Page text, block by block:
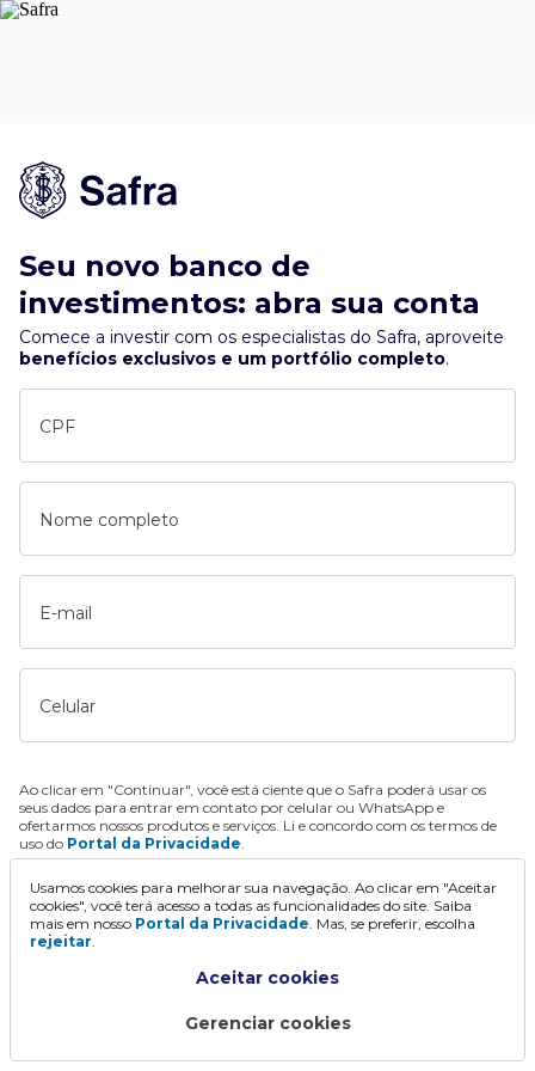
Seu novo banco de
investimentos: abra sua conta
Comece a investir com os especialistas do Safra, aproveite
benefícios exclusivos e um portfólio completo.
CPF
Nome completo
E-mail
Celular
Ao clicar em "Continuar", você está ciente que o Safra poderá usar os
seus dados para entrar em contato por celular ou WhatsApp e
ofertarmos nossos produtos e serviços. Li e concordo com os termos de
uso do Portal da Privacidade.
Continuar
Usamos cookies para melhorar sua navegação. Ao clicar em "Aceitar
cookies", você terá acesso a todas as funcionalidades do site. Saiba
mais em nosso Portal da Privacidade. Mas, se preferir, escolha
rejeitar.
Aceitar cookies
Gerenciar cookies